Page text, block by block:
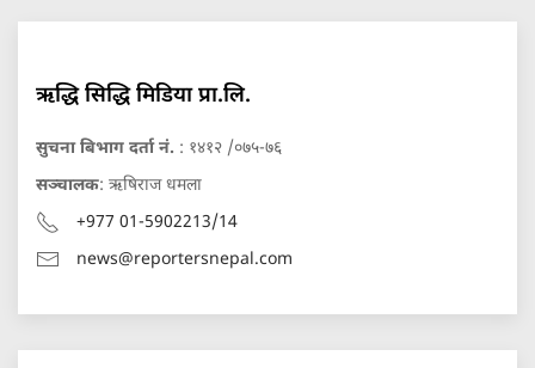
ऋद्धि सिद्धि मिडिया प्रा.लि.
सुचना बिभाग दर्ता नं. : १४१२ /०७५-७६
सञ्चालक: ऋषिराज धमला
+977 01-5902213/14
news@reportersnepal.com